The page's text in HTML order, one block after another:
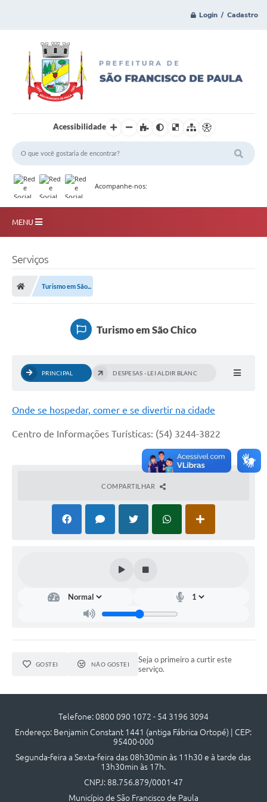
Login / Cadastro
Acessibilidade
Acompanhe-nos:
MENU
Secretarias
Publicações Oficiais
Transparência
Consórcio Josafaz
EMPREGA
Sala do Empreendedor
Lei Geral de Proteção de dados - LGPD
Guia Credenciamento Pregao Online Banrisul
Devedores de ICMS/IPVA.
Contas Públicas
Serviços
Turismo em São...
Turismo em São Chico
PRINCIPAL DESPESAS - LEI ALDIR BLANC
Onde se hospedar, comer e se divertir na cidade
Centro de Informações Turísticas: (54) 3244-3822
COMPARTILHAR
GOSTEI NÃO GOSTEI
Seja o primeiro a curtir este
serviço.
Telefone: 0800 090 1072 - 54 3196 3094
Endereço: Benjamin Constant 1441 (antiga Fábrica Ortopé) | CEP:
95400-000
Segunda-feira a Sexta-feira das 08h30min às 11h30 e à tarde das
13h30min às 17h.
CNPJ: 88.756.879/0001-47
Município de São Francisco de Paula